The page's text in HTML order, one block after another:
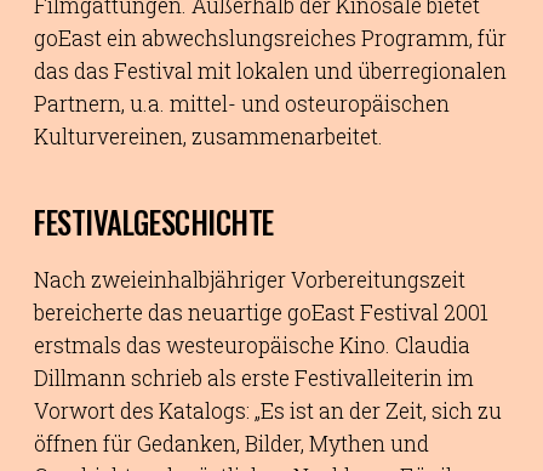
Filmgattungen. Außerhalb der Kinosäle bietet
goEast ein abwechslungsreiches Programm, für
das das Festival mit lokalen und überregionalen
Partnern, u.a. mittel- und osteuropäischen
Kulturvereinen, zusammenarbeitet.
FESTIVALGESCHICHTE
Nach zweieinhalbjähriger Vorbereitungszeit
bereicherte das neuartige goEast Festival 2001
erstmals das westeuropäische Kino. Claudia
Dillmann schrieb als erste Festivalleiterin im
Vorwort des Katalogs: „Es ist an der Zeit, sich zu
öffnen für Gedanken, Bilder, Mythen und